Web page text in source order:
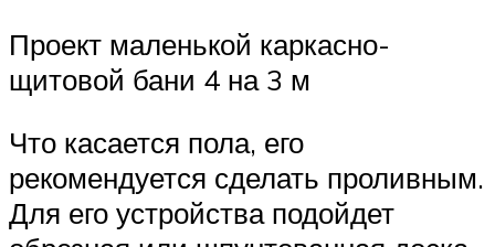
Проект маленькой каркасно-
щитовой бани 4 на 3 м
Что касается пола, его
рекомендуется сделать проливным.
Для его устройства подойдет